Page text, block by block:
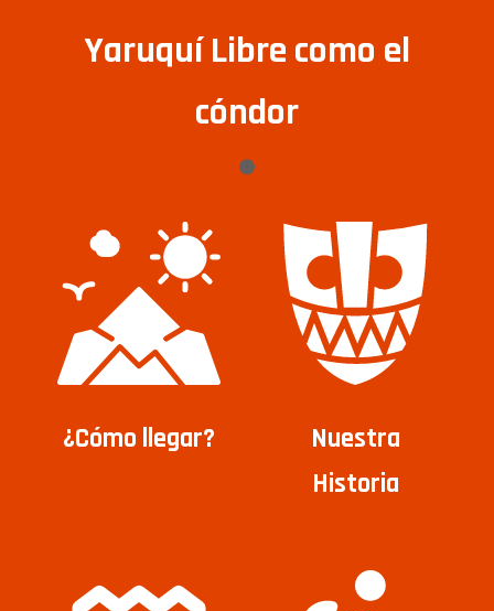
Yaruquí Libre como el
cóndor
¿Cómo llegar?
Nuestra
Historia